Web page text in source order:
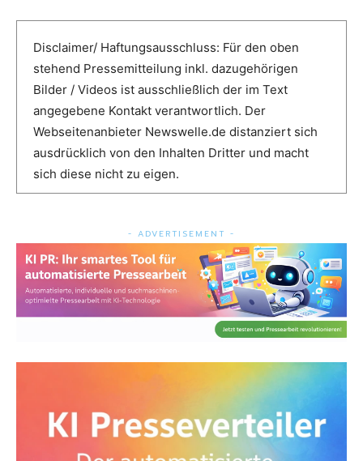
Disclaimer/ Haftungsausschluss: Für den oben
stehend Pressemitteilung inkl. dazugehörigen
Bilder / Videos ist ausschließlich der im Text
angegebene Kontakt verantwortlich. Der
Webseitenanbieter Newswelle.de distanziert sich
ausdrücklich von den Inhalten Dritter und macht
sich diese nicht zu eigen.
- ADVERTISEMENT -